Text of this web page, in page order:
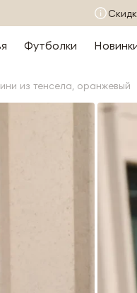
Футболки
из тенсела, оранжевый